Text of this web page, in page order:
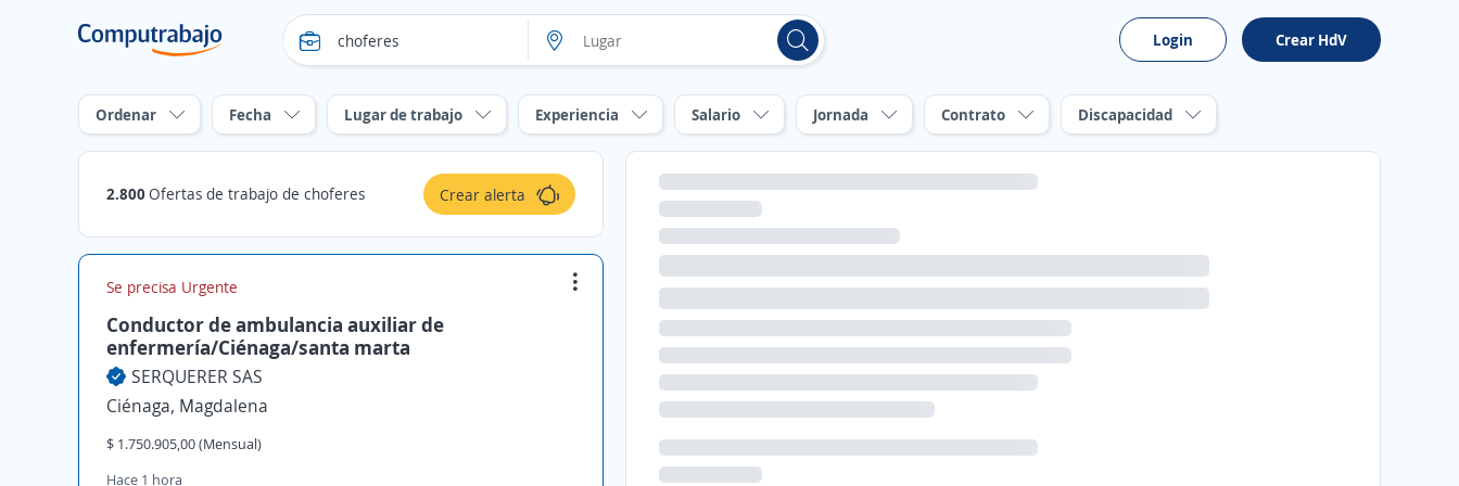
Login Crear HdV
Ordenar Fecha Lugar de trabajo Experiencia Salario Jornada Contrato Discapacidad
2.800 Ofertas de trabajo de choferes Crear alerta
Se precisa Urgente
Conductor de ambulancia auxiliar de
enfermería/Ciénaga/santa marta
SERQUERER SAS
Ciénaga, Magdalena
$ 1.750.905,00 (Mensual)
Hace 1 hora